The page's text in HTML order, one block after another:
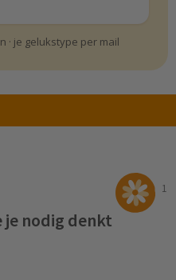
· je gelukstype per mail
1
je nodig denkt